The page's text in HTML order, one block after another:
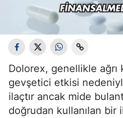
Dolorex, genellikle ağrı
gevşetici etkisi
ilaçtır ancak mide
doğrudan kullanılan bir